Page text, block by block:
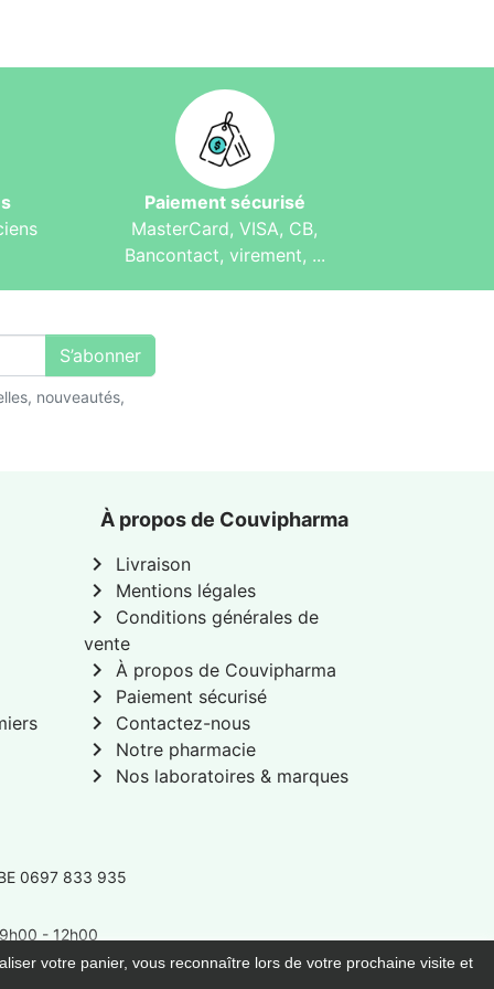
Paiement sécurisé
MasterCard, VISA, CB,
Bancontact, virement, ...
S’abonner
nouveautés,
À propos de Couvipharma
chevron_right Livraison
chevron_right Mentions légales
chevron_right
Conditions générales de
vente
chevron_right À propos de Couvipharma
chevron_right Paiement sécurisé
chevron_right Contactez-nous
chevron_right Notre pharmacie
chevron_right Nos laboratoires & marques
votre panier, vous reconnaître lors de votre prochaine visite et
0697 833 935
- 12h00